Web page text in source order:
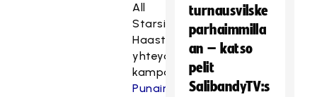
All
Starsin.
Haasteottelun
yhteydessä
kampanjoidaan
Punainen
turnausvilske
parhaimmilla
an – katso
pelit
SalibandyTV:s